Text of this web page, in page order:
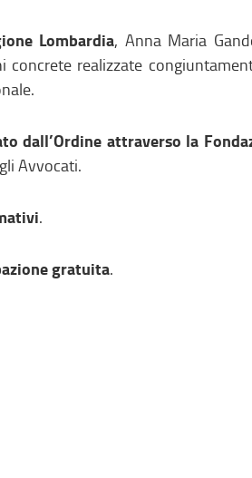
Lombardia, Anna Maria
concrete realizzate
dall’Ordine attraverso la
Avvocati.
.
gratuita.